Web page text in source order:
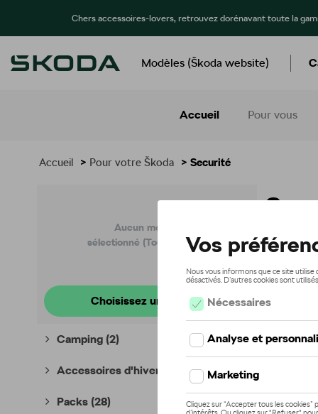
Chers accessoires-lovers, retrouvez dorénavant toute la
Modèles (Škoda website)
Accueil Pour vous
Accueil > Pour votre Škoda > Securité
Aucun modèle
sélectionné (Tout afficher)
Choisissez un modèle
Camping (2)
Accessoires d'hiver
Packs (28)